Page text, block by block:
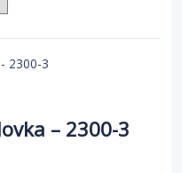
– 2300-3